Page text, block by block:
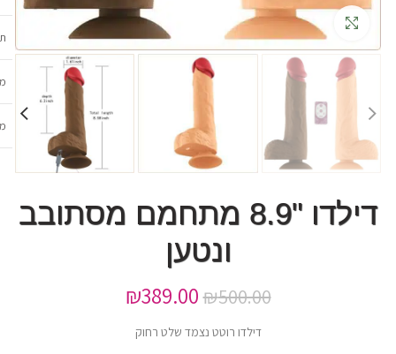
דילדו "8.9 מתחמם מסתובב
ונטען
₪500.00
₪389.00
דילדו רוטט נצמד שלט רחוק